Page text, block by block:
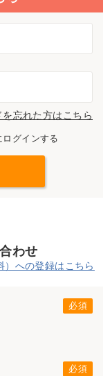
忘れた方はこちら
グインする
わせ
への登録はこちら